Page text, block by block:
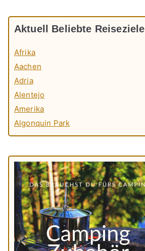
Aktuell Beliebte Reiseziele
Afrika
Aachen
Adria
Alentejo
Amerika
Algonquin Park